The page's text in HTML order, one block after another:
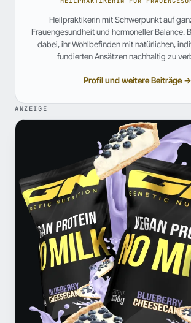
Heilpraktikerin mit Schwerpunkt auf
Frauengesundheit und hormoneller Balance.
dabei, ihr Wohlbefinden mit natürlichen,
fundierten Ansätzen nachhaltig zu
Profil und weitere Beiträge →
ANZEIGE